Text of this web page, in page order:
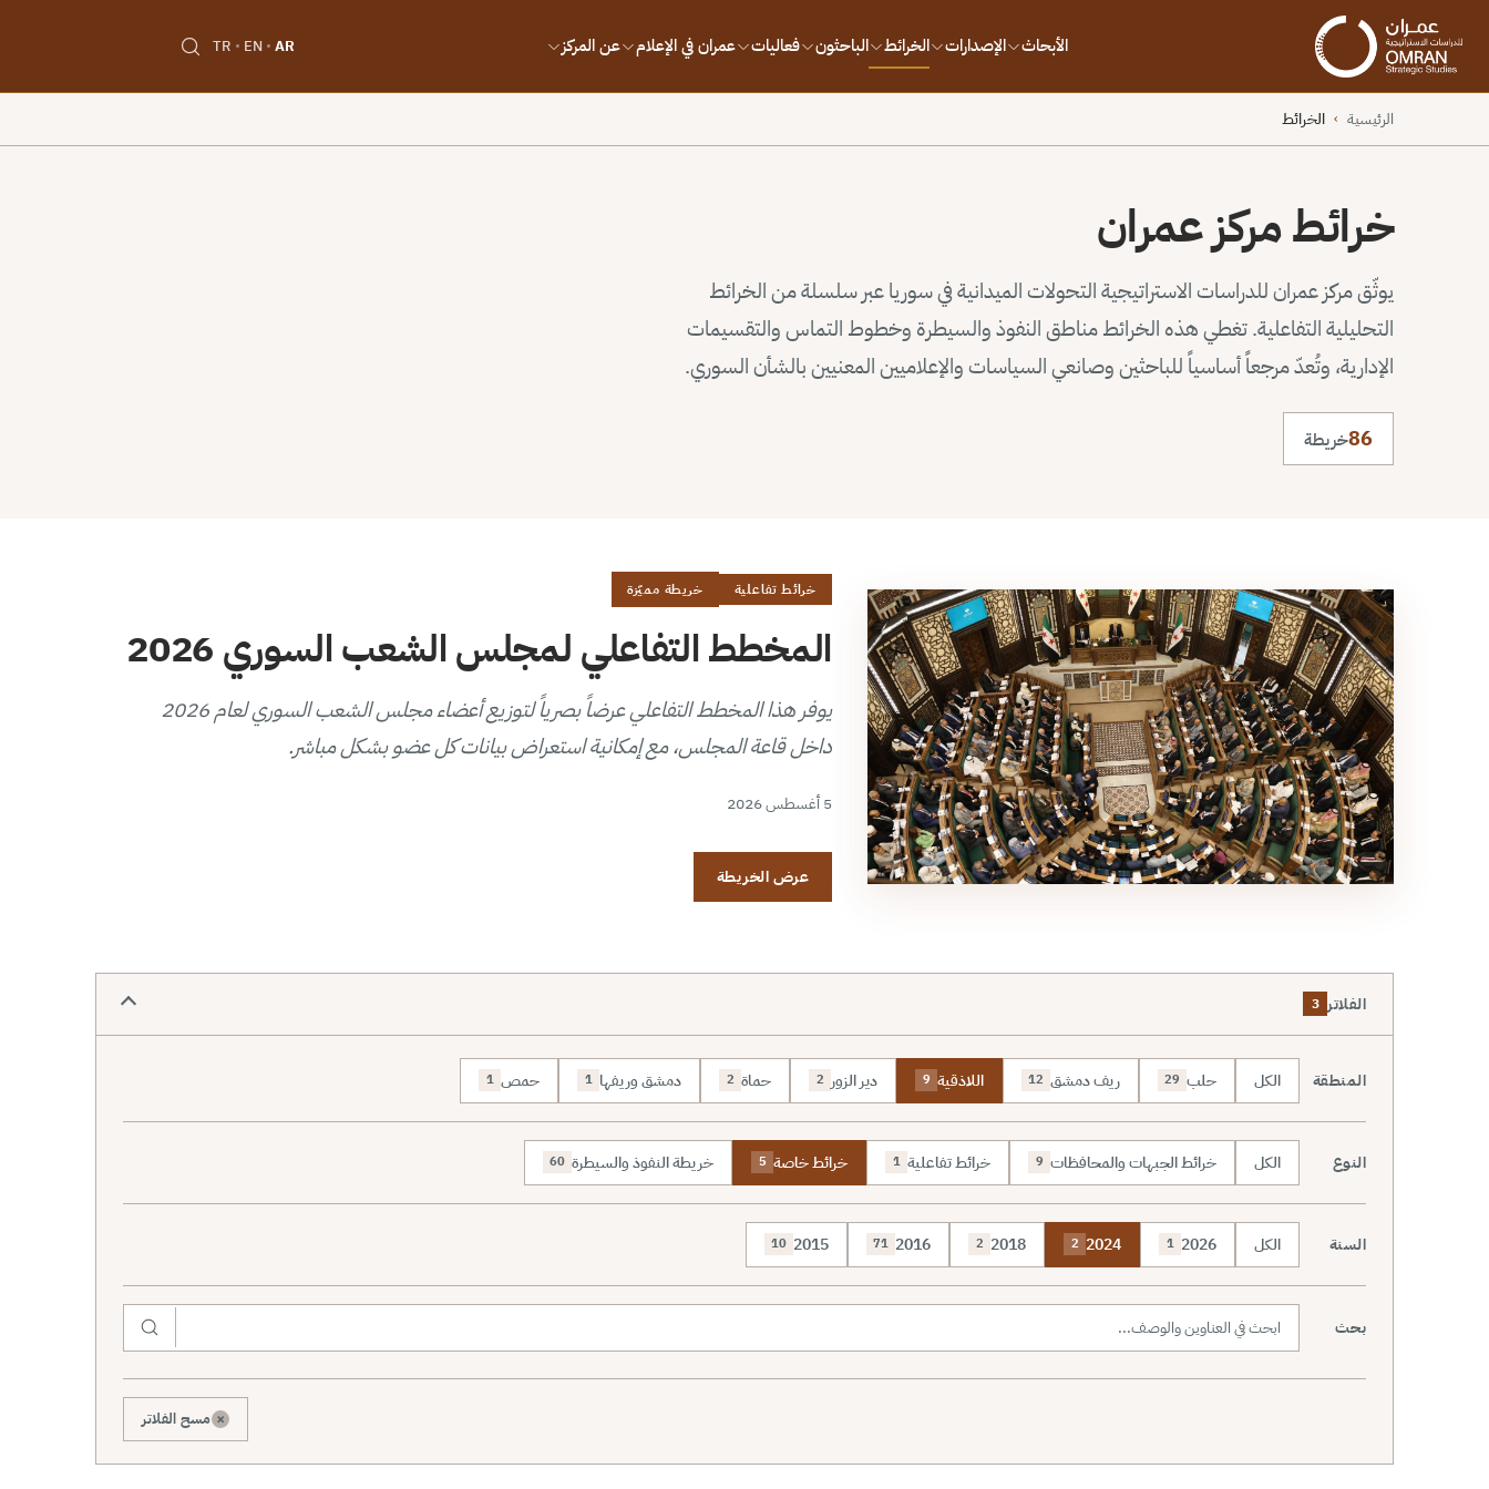
الأبحاث الإصدارات الخرائط الباحثون فعاليات عمران في الإعلام عن المركز AR
EN
TR
الرئيسية › الخرائط
خرائط مركز عمران
يوثّق مركز عمران للدراسات الاستراتيجية التحولات الميدانية في سوريا عبر سلسلة من الخرائط
التحليلية التفاعلية. تغطي هذه الخرائط مناطق النفوذ والسيطرة وخطوط التماس والتقسيمات
الإدارية، وتُعدّ مرجعاً أساسياً للباحثين وصانعي السياسات والإعلاميين المعنيين بالشأن السوري.
86خريطة
خرائط تفاعلية خريطة مميّزة
المخطط التفاعلي لمجلس الشعب السوري 2026
يوفر هذا المخطط التفاعلي عرضاً بصرياً لتوزيع أعضاء مجلس الشعب السوري لعام 2026
داخل قاعة المجلس، مع إمكانية استعراض بيانات كل عضو بشكل مباشر.
5 أغسطس 2026
عرض الخريطة
الفلاتر 3
المنطقة الكل حلب 29 ريف دمشق 12 اللاذقية 9 دير الزور 2 حماة 2 دمشق وريفها 1 حمص 1
النوع الكل خرائط الجبهات والمحافظات 9 خرائط تفاعلية 1 خرائط خاصة 5 خريطة النفوذ والسيطرة 60
السنة الكل 2026
1
2024
2
2018
2
2016
71
2015
10
بحث
× مسح الفلاتر